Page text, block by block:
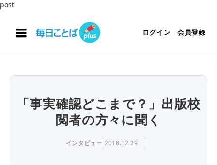
post
ログイン 会員登録
「事実確認どこまで？」出版校
閲者の方々に聞く
インタビュー 2018.12.29